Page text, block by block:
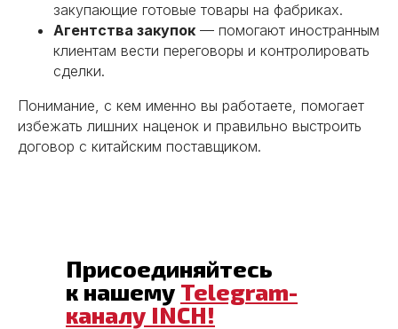
закупающие готовые товары на фабриках.
Агентства закупок — помогают иностранным
клиентам вести переговоры и контролировать
сделки.
Понимание, с кем именно вы работаете, помогает
избежать лишних наценок и правильно выстроить
договор с китайским поставщиком.
Присоединяйтесь
к нашему Telegram-
каналу INCH!